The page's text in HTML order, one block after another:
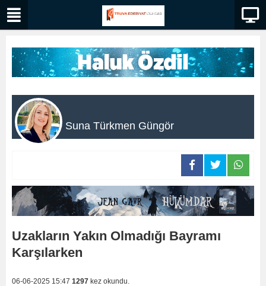
Suna Türkmen Güngör
Uzakların Yakın Olmadığı Bayramı
Karşılarken
06-06-2025 15:47 1297 kez okundu.